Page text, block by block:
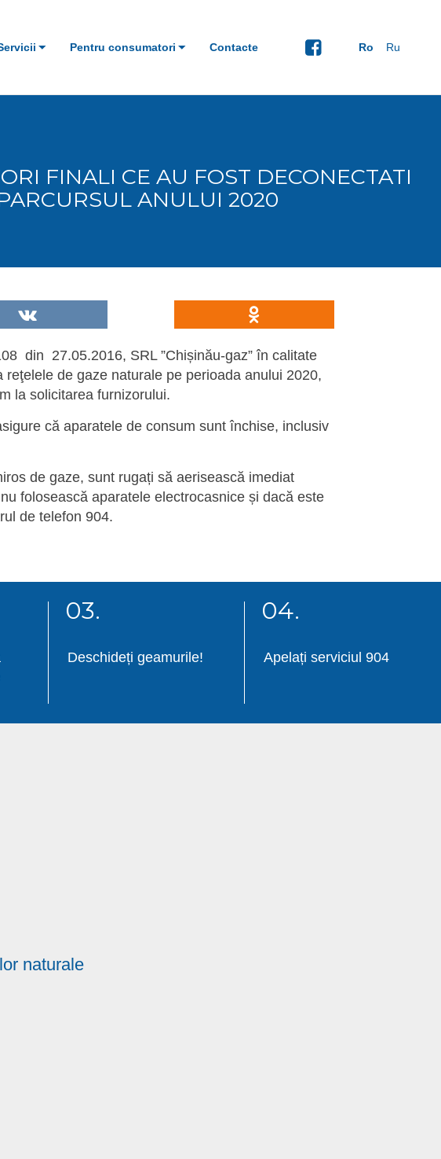
Ro Ru
Pentru consumatori Contacte
FINALI CE AU FOST DECONECTATI
ANULUI 2020
din 27.05.2016, SRL ”Chișinău-gaz” în calitate
de gaze naturale pe perioada anului 2020,
la solicitarea furnizorului.
că aparatele de consum sunt închise, inclusiv
de gaze, sunt rugați să aerisească imediat
folosească aparatele electrocasnice și dacă este
de telefon 904.
03.
Deschideți geamurile!
04.
Apelați serviciul 904
naturale